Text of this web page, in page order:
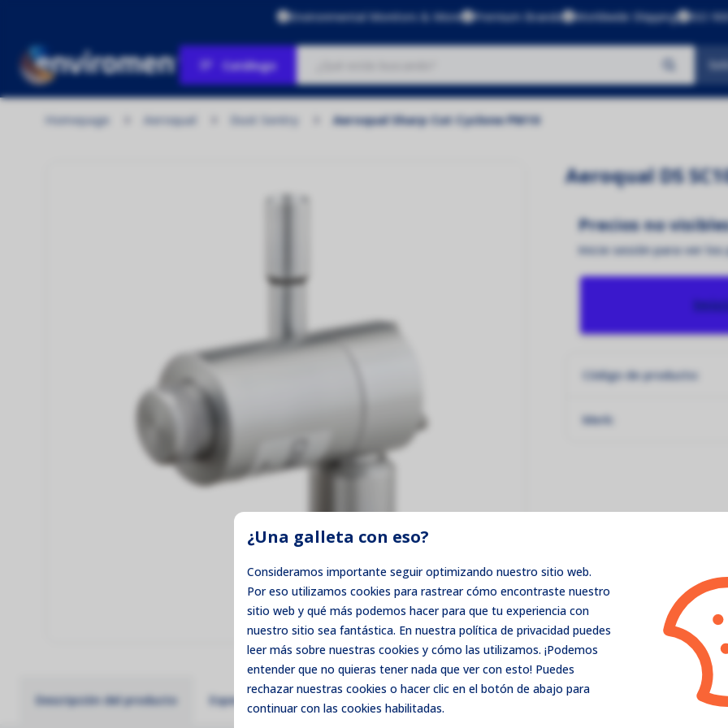
¿Una galleta con eso?
Consideramos importante seguir optimizando nuestro sitio web.
Por eso utilizamos cookies para rastrear cómo encontraste nuestro
sitio web y qué más podemos hacer para que tu experiencia con
nuestro sitio sea fantástica. En nuestra política de privacidad puedes
leer más sobre nuestras cookies y cómo las utilizamos. ¡Podemos
entender que no quieras tener nada que ver con esto! Puedes
rechazarnuestras cookies o hacer clic en el botón de abajo para
continuar con las cookies habilitadas.
Environmental Monitors & More Premium Brands Worldwide Shipping ISO
Catálogo
No se encontraron productos
Homepage Aeroqual Dust Sentry Aeroqual Sharp Cut Cyclone PM10
Aeroqual DS
Precios no
Inicie sesión para ver los
Código de producto:
Merk:
Descripción del producto Especificaciones técnicas